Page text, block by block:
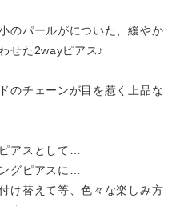
のパールがについた、緩やか
せた2wayピアス♪
のチェーンが目を惹く上品な
アスとして…
グピアスに…
け替えて等、色々な楽しみ方